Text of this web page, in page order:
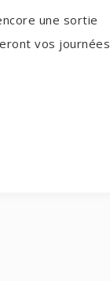
une sortie
vos journées